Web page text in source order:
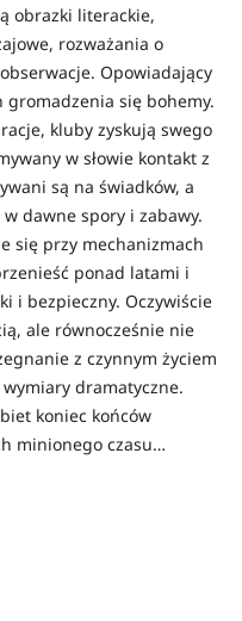
obrazki literackie,
rozważania o
Opowiadający
gromadzenia się bohemy.
kluby zyskują swego
w słowie kontakt z
są na świadków, a
dawne spory i zabawy.
się przy mechanizmach
ponad latami i
i bezpieczny. Oczywiście
ale równocześnie nie
z czynnym życiem
dramatyczne.
koniec końców
minionego czasu…